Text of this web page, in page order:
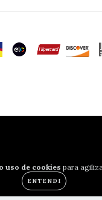
uso de cookies para
ENTENDI